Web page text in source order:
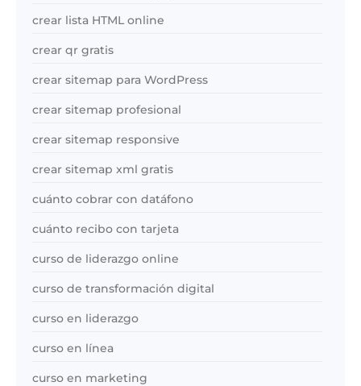
crear lista HTML online
crear qr gratis
crear sitemap para WordPress
crear sitemap profesional
crear sitemap responsive
crear sitemap xml gratis
cuánto cobrar con datáfono
cuánto recibo con tarjeta
curso de liderazgo online
curso de transformación digital
curso en liderazgo
curso en línea
curso en marketing